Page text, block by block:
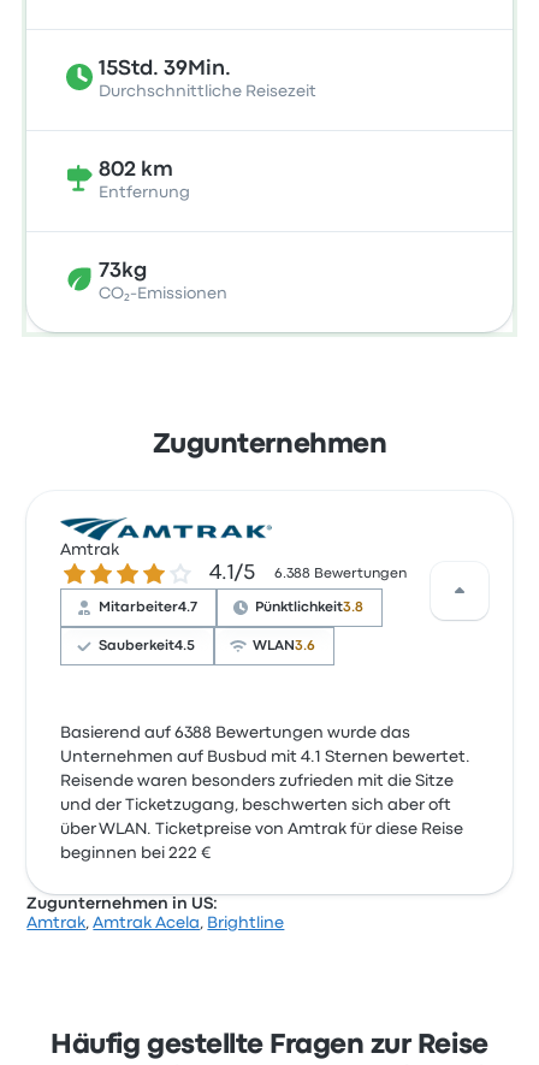
15Std. 39Min.
Durchschnittliche Reisezeit
802 km
Entfernung
73kg
CO₂-Emissionen
Zugunternehmen
Amtrak
4.1 von 5 Sternen4.1/5 6.388 Bewertungen
Mitarbeiter4.7 Pünktlichkeit3.8
Sauberkeit4.5 WLAN3.6
Basierend auf 6388 Bewertungen wurde das
Unternehmen auf Busbud mit 4.1 Sternen bewertet.
Reisende waren besonders zufrieden mit die Sitze
und der Ticketzugang, beschwerten sich aber oft
über WLAN. Ticketpreise von Amtrak für diese Reise
beginnen bei 222 €
Zugunternehmen in US:
Amtrak,Amtrak Acela, Brightline
Häufig gestellte Fragen zur Reise